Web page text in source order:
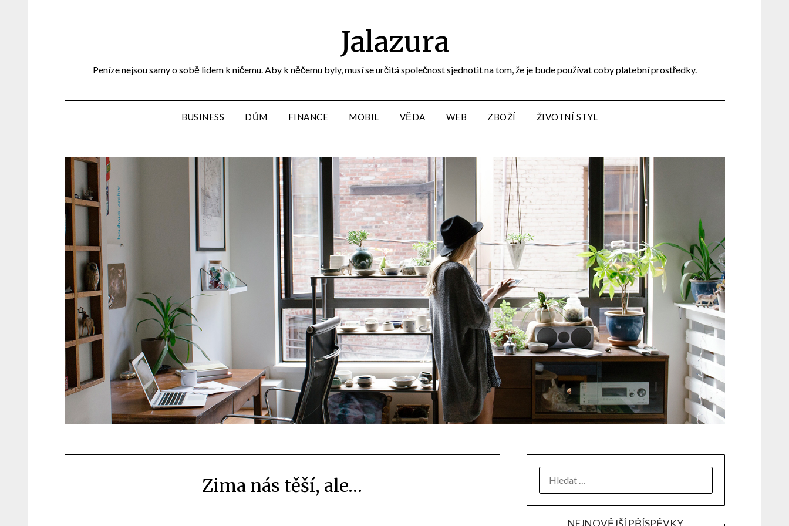
Jalazura
Peníze nejsou samy o sobě lidem k ničemu. Aby k něčemu byly, musí se určitá společnost sjednotit na tom, že je bude používat coby platební prostředky.
BUSINESS DŮM FINANCE MOBIL VĚDA WEB ZBOŽÍ ŽIVOTNÍ STYL
Zima nás těší, ale…
NEJNOVĚJŠÍ PŘÍSPĚVKY